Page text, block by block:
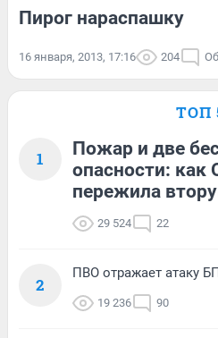
Пирог нараспашку
16 января, 2013, 17:16 204
ТОП
1
Пожар и две
опасности: как
пережила
29 524 22
2
ПВО отражает атаку
19 236 90